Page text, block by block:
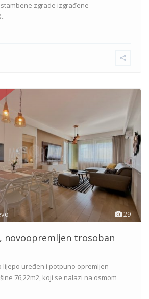
zgrade izgrađene
29
novoopremljen trosoban
lijepo uređen i potpuno opremljen
76,22m2, koji se nalazi na osmom